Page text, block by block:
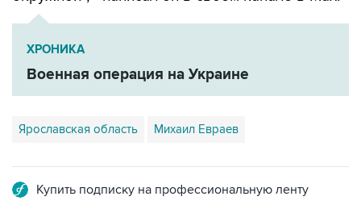
ХРОНИКА
Военная операция на Украине
Ярославская область Михаил Евраев
Купить подписку на профессиональную ленту